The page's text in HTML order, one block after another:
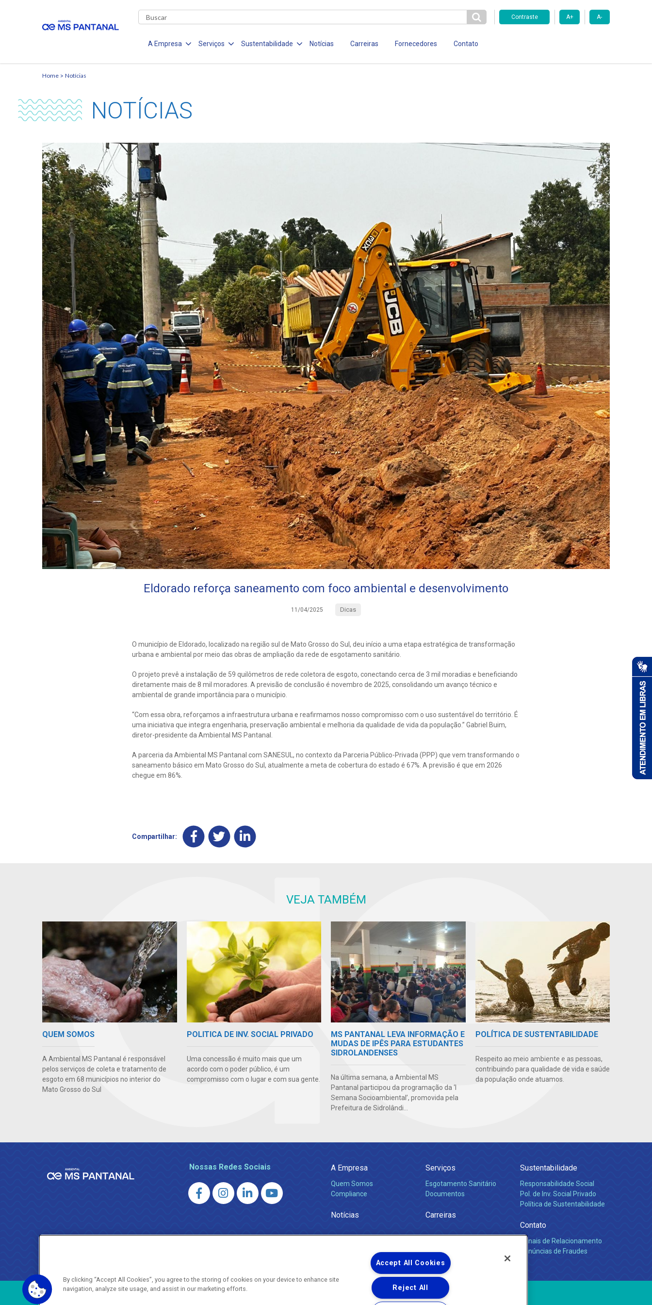
Contraste A+ A-
A Empresa Serviços Sustentabilidade Notícias Carreiras Fornecedores Contato
Home Notícias
NOTÍCIAS
Eldorado reforça saneamento com foco ambiental e desenvolvimento
11/04/2025 Dicas
O município de Eldorado, localizado na região sul de Mato Grosso do Sul, deu início a uma etapa estratégica de transformação
urbana e ambiental por meio das obras de ampliação da rede de esgotamento sanitário.
O projeto prevê a instalação de 59 quilômetros de rede coletora de esgoto, conectando cerca de 3 mil moradias e beneficiando
diretamente mais de 8 mil moradores. A previsão de conclusão é novembro de 2025, consolidando um avanço técnico e
ambiental de grande importância para o município.
“Com essa obra, reforçamos a infraestrutura urbana e reafirmamos nosso compromisso com o uso sustentável do território. É
uma iniciativa que integra engenharia, preservação ambiental e melhoria da qualidade de vida da população.” Gabriel Buim,
diretor-presidente da Ambiental MS Pantanal.
A parceria da Ambiental MS Pantanal com SANESUL, no contexto da Parceria Público-Privada (PPP) que vem transformando o
saneamento básico em Mato Grosso do Sul, atualmente a meta de cobertura do estado é 67%. A previsão é que em 2026
chegue em 86%.
Compartilhar:
VEJA TAMBÉM
QUEM SOMOS
A Ambiental MS Pantanal é responsável
pelos serviços de coleta e tratamento de
esgoto em 68 municípios no interior do
Mato Grosso do Sul
POLITICA DE INV. SOCIAL PRIVADO
Uma concessão é muito mais que um
acordo com o poder público, é um
compromisso com o lugar e com sua gente.
MS PANTANAL LEVA INFORMAÇÃO E
MUDAS DE IPÊS PARA ESTUDANTES
SIDROLANDENSES
Na última semana, a Ambiental MS
Pantanal participou da programação da ‘I
Semana Socioambiental’, promovida pela
Prefeitura de Sidrolândi...
POLÍTICA DE SUSTENTABILIDADE
Respeito ao meio ambiente e as pessoas,
contribuindo para qualidade de vida e saúde
da população onde atuamos.
Nossas Redes Sociais A Empresa
Quem Somos
Compliance
Notícias
Serviços
Esgotamento Sanitário
Documentos
Carreiras
Sustentabilidade
Responsabilidade Social
Pol. de Inv. Social Privado
Política de Sustentabilidade
Contato
Canais de Relacionamento
Denúncias de Fraudes
Copyright ® 2026 - Todos os Direitos Reservados.
By clicking “Accept All Cookies”, you agree to the storing of cookies on your device to enhance site
navigation, analyze site usage, and assist in our marketing efforts.
Accept All Cookies
Reject All